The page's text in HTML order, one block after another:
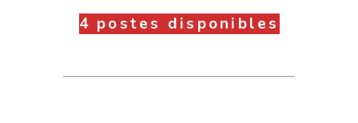
4 postes disponibles